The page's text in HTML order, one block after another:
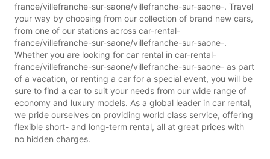
france/villefranche-sur-saone/villefranche-sur-saone-. Travel
your way by choosing from our collection of brand new cars,
from one of our stations across car-rental-
france/villefranche-sur-saone/villefranche-sur-saone-.
Whether you are looking for car rental in car-rental-
france/villefranche-sur-saone/villefranche-sur-saone- as part
of a vacation, or renting a car for a special event, you will be
sure to find a car to suit your needs from our wide range of
economy and luxury models. As a global leader in car rental,
we pride ourselves on providing world class service, offering
flexible short- and long-term rental, all at great prices with
no hidden charges.